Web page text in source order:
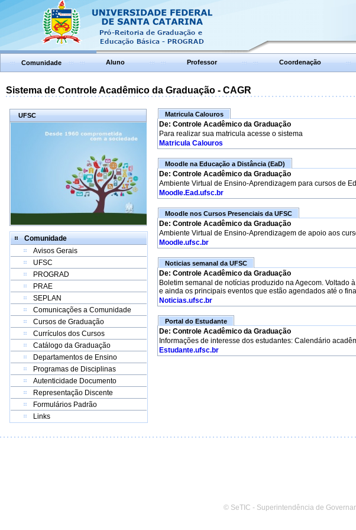
Comunidade Aluno Professor Coordenação
Sistema de Controle Acadêmico da Graduação - CAGR
UFSC
Comunidade
Avisos Gerais
UFSC
PROGRAD
PRAE
SEPLAN
Comunicações a Comunidade
Cursos de Graduação
Currículos dos Cursos
Catálogo da Graduação
Departamentos de Ensino
Programas de Disciplinas
Autenticidade Documento
Representação Discente
Formulários Padrão
Links
Matricula Calouros
De: Controle Acadêmico da Graduação
Para realizar sua matricula acesse o sistema
Matricula Calouros
Moodle na Educação a Distância (EaD)
De: Controle Acadêmico da Graduação
Ambiente Virtual de Ensino-Aprendizagem para cursos de
Moodle.Ead.ufsc.br
Moodle nos Cursos Presenciais da UFSC
De: Controle Acadêmico da Graduação
Ambiente Virtual de Ensino-Aprendizagem de apoio aos
Moodle.ufsc.br
Noticias semanal da UFSC
De: Controle Acadêmico da Graduação
Boletim semanal de notícias produzido na Agecom.
e ainda os principais eventos que estão agendados até o
Noticias.ufsc.br
Portal do Estudante
De: Controle Acadêmico da Graduação
Informações de interesse dos estudantes: Calendário
Estudante.ufsc.br
© SeTIC - Superintendência de